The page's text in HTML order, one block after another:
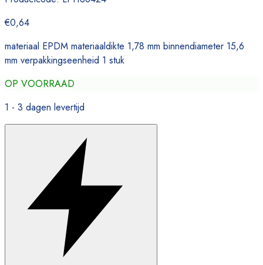
€0,64
materiaal EPDM materiaaldikte 1,78 mm binnendiameter 15,6
mm verpakkingseenheid 1 stuk
OP VOORRAAD
1 - 3 dagen levertijd